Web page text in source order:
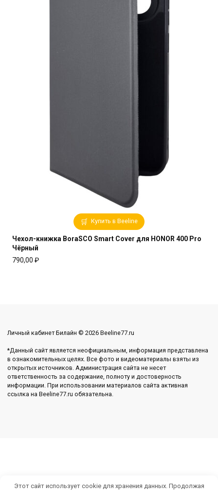
Купить в Beeline
Чехол-книжка BoraSCO Smart Cover для HONOR 400 Pro
Чёрный
790,00 ₽
Личный кабинет Билайн © 2026 Beeline77.ru
*Данный сайт является неофициальным, информация представлена
в ознакомительных целях. Все фото и видеоматериалы взяты из
открытых источников. Администрация сайта не несет
ответственность за содержание, полноту и достоверность
информации. При использовании материалов сайта активная
ссылка на Beeline77.ru обязательна.
Этот сайт использует cookie для хранения данных. Продолжая